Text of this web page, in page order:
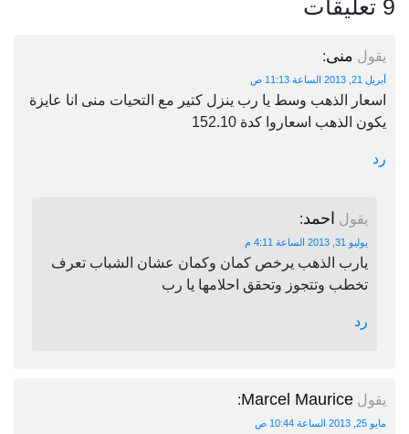
9 تعليقات
يقول منى:
أبريل 21, 2013 الساعة 11:13 ص
اسعار الذهب وسط يا رب ينزل كتير مع التحيات منى انا عايزة
يكون الذهب اسعاروا كدة 152.10
رد
يقول احمد:
يوليو 31, 2013 الساعة 4:11 م
يارب الذهب يرخص كمان وكمان عشان الشباب تعرف
تخطب وتتجوز وتحقق احلامها يا رب
رد
يقول Marcel Maurice
:
مايو 25, 2013 الساعة 10:44 ص